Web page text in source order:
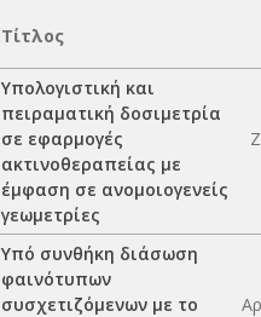
Τίτλος
Υπολογιστική και
πειραματική δοσιμετρία
σε εφαρμογές
ακτινοθεραπείας με
έμφαση σε ανομοιογενείς
γεωμετρίες
Υπό συνθήκη διάσωση
φαινότυπων
συσχετιζόμενων με το